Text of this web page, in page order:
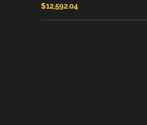
era:
$12,592.04